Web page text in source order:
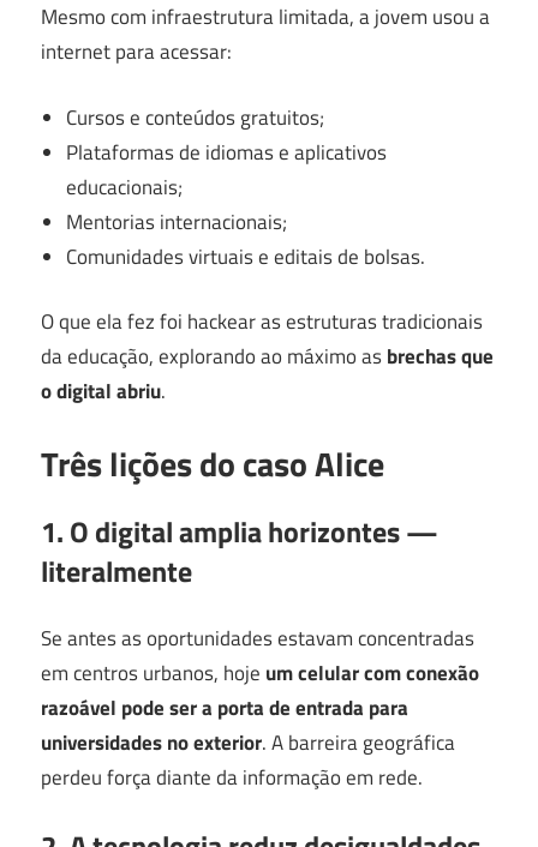
Mesmo com infraestrutura limitada, a jovem usou a
internet para acessar:
Cursos e conteúdos gratuitos;
Plataformas de idiomas e aplicativos
educacionais;
Mentorias internacionais;
Comunidades virtuais e editais de bolsas.
O que ela fez foi hackear as estruturas tradicionais
da educação, explorando ao máximo asbrechas que
o digital abriu.
Três lições do caso Alice
1. O digital amplia horizontes —
literalmente
Se antes as oportunidades estavam concentradas
em centros urbanos, hoje um celular com conexão
razoável pode ser a porta de entrada para
universidades no exterior. A barreira geográfica
perdeu força diante da informação em rede.